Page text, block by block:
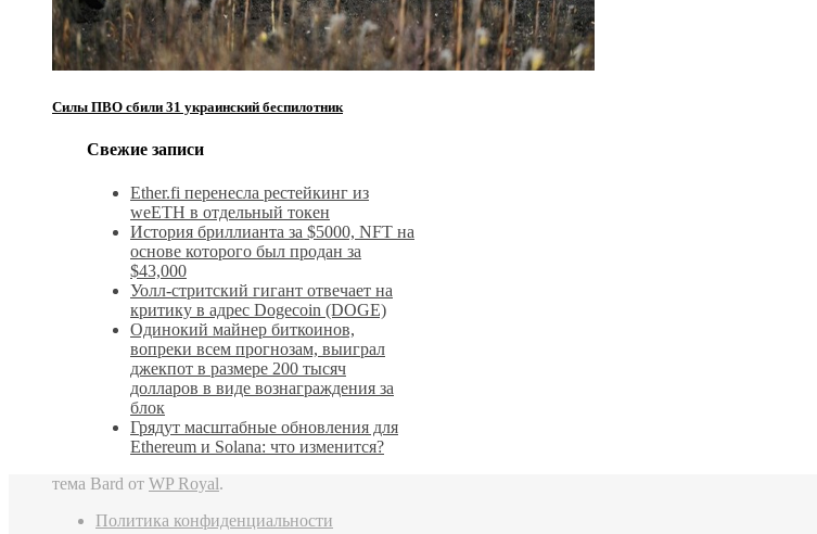
Силы ПВО сбили 31 украинский беспилотник
Свежие записи
Ether.fi перенесла рестейкинг из
weETH в отдельный токен
История бриллианта за $5000, NFT на
основе которого был продан за
$43,000
Уолл-стритский гигант отвечает на
критику в адрес Dogecoin (DOGE)
Одинокий майнер биткоинов,
вопреки всем прогнозам, выиграл
джекпот в размере 200 тысяч
долларов в виде вознаграждения за
блок
Грядут масштабные обновления для
Ethereum и Solana: что изменится?
тема Bard от WP Royal.
Политика конфиденциальности